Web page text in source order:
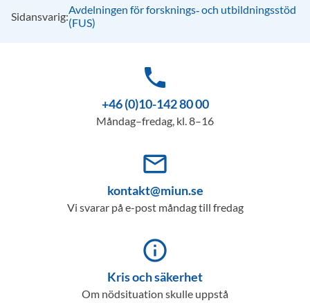
Sidansvarig:Avdelningen för forsknings‑ och utbildningsstöd
(FUS)
phone
+46 (0)10-142 80 00
Måndag–fredag, kl. 8–16
mail_outline
kontakt@miun.se
Vi svarar på e-post måndag till fredag
info_outline
Kris och säkerhet
Om nödsituation skulle uppstå